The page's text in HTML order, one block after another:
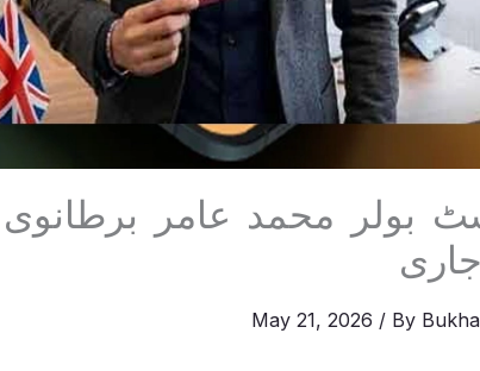
بولر محمد عامر
May 21, 2026 / By